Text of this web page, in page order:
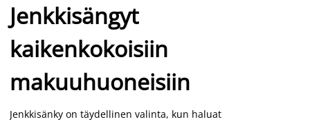
Jenkkisängyt
kaikenkokoisiin
makuuhuoneisiin
Jenkkisänky on täydellinen valinta, kun haluat